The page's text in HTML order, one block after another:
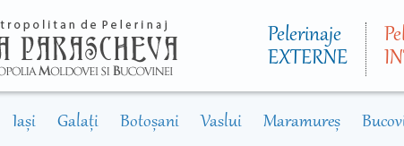
conţinutul
principal
Pelerinaje
EXTERNE
Iași Galați Botoșani Vaslui Maramureș